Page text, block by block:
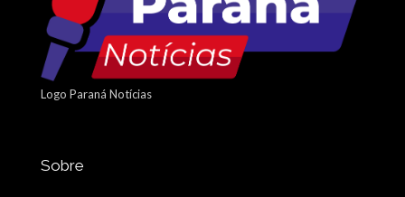
Logo Paraná Notícias
Sobre